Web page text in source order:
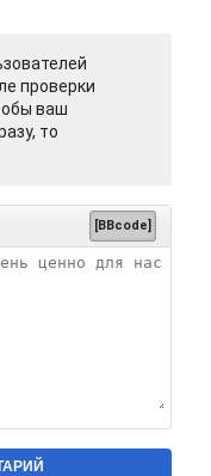
проверки
ваш
то
[BBcode]